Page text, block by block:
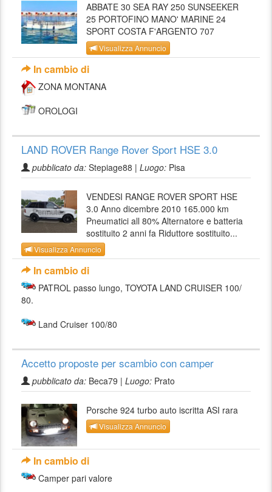
ABBATE 30 SEA RAY 250 SUNSEEKER
25 PORTOFINO MANO' MARINE 24
SPORT COSTA F'ARGENTO 707
Visualizza Annuncio
In cambio di
ZONA MONTANA
OROLOGI
LAND ROVER Range Rover Sport HSE 3.0
pubblicato da: Stepiage88 | Luogo: Pisa
VENDESI RANGE ROVER SPORT HSE
3.0 Anno dicembre 2010 165.000 km
Pneumatici all 80% Alternatore e batteria
sostituito 2 anni fa Riduttore sostituito...
Visualizza Annuncio
In cambio di
PATROL passo lungo, TOYOTA LAND CRUISER 100/
80.
Land Cruiser 100/80
Accetto proposte per scambio con camper
pubblicato da: Beca79 | Luogo: Prato
Porsche 924 turbo auto iscritta ASI rara
Visualizza Annuncio
In cambio di
Camper pari valore